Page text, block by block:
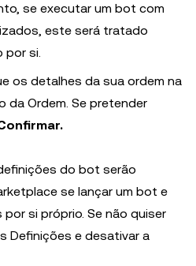
se executar um bot com
este será tratado
por si.
os detalhes da sua ordem na
da Ordem. Se pretender
do bot serão
se lançar um bot e
si próprio. Se não quiser
Definições e desativar a